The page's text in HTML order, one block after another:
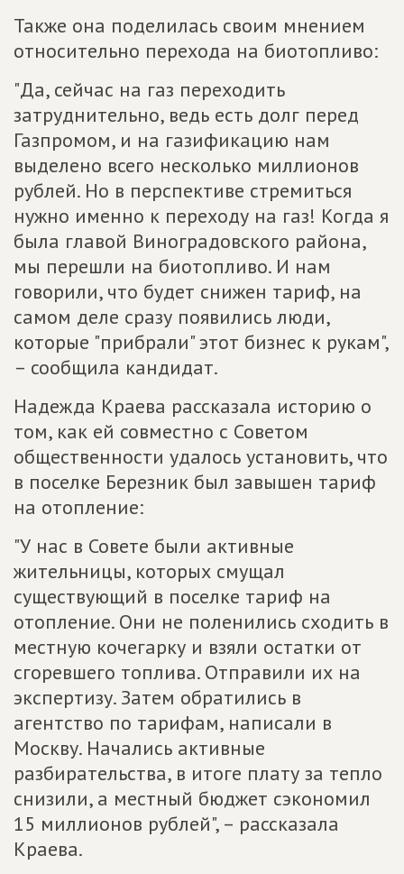
Также она поделилась своим мнением
относительно перехода на биотопливо:
"Да, сейчас на газ переходить
затруднительно, ведь есть долг перед
Газпромом, и на газификацию нам
выделено всего несколько миллионов
рублей. Но в перспективе стремиться
нужно именно к переходу на газ! Когда я
была главой Виноградовского района,
мы перешли на биотопливо. И нам
говорили, что будет снижен тариф, на
самом деле сразу появились люди,
которые "прибрали" этот бизнес к рукам",
– сообщила кандидат.
Надежда Краева рассказала историю о
том, как ей совместно с Советом
общественности удалось установить, что
в поселке Березник был завышен тариф
на отопление:
"У нас в Совете были активные
жительницы, которых смущал
существующий в поселке тариф на
отопление. Они не поленились сходить в
местную кочегарку и взяли остатки от
сгоревшего топлива. Отправили их на
экспертизу. Затем обратились в
агентство по тарифам, написали в
Москву. Начались активные
разбирательства, в итоге плату за тепло
снизили, а местный бюджет сэкономил
15 миллионов рублей", – рассказала
Краева.